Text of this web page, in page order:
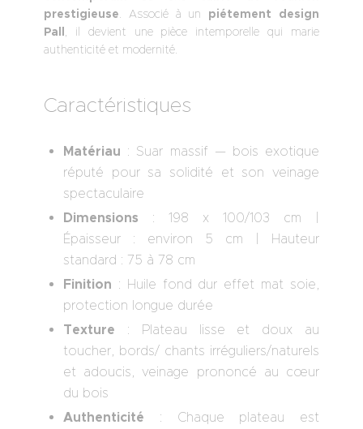
prestigieuse. Associé à un piétement design
Pall, il devient une pièce intemporelle qui marie
authenticité et modernité.
Caractéristiques
Matériau : Suar massif — bois exotique
réputé pour sa solidité et son veinage
spectaculaire
Dimensions : 198 x 100/103 cm |
Épaisseur : environ 5 cm | Hauteur
standard : 75 à 78 cm
Finition : Huile fond dur effet mat soie,
protection longue durée
Texture : Plateau lisse et doux au
toucher, bords/ chants irréguliers/naturels
et adoucis, veinage prononcé au cœur
du bois
Authenticité : Chaque plateau est